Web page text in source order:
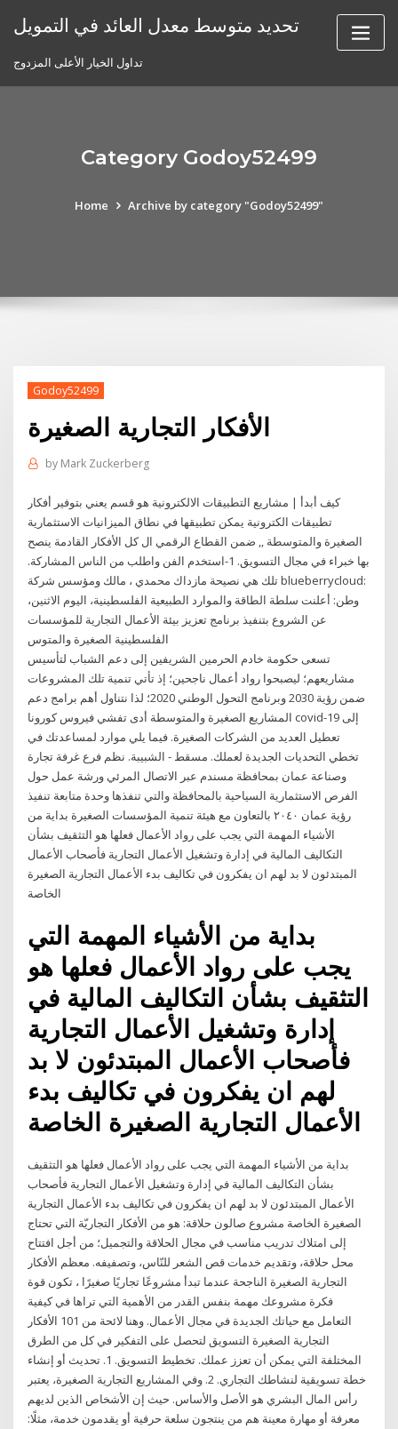
تحديد متوسط ​​معدل العائد في التمويل
تداول الخيار الأعلى المزدوج
Category Godoy52499
Home Archive by category "Godoy52499"
Godoy52499
الأفكار التجارية الصغيرة
by Mark Zuckerberg
كيف أبدأ | مشاريع التطبيقات الالكترونية هو قسم يعني بتوفير أفكار
تطبيقات الكترونية يمكن تطبيقها في نطاق الميزانيات الاستثمارية
الصغيرة والمتوسطة ,, ضمن القطاع الرقمي ال كل الأفكار القادمة ينصح
بها خبراء في مجال التسويق. 1-استخدم الفن واطلب من الناس المشاركة.
تلك هي نصيحة مازداك محمدي ، مالك ومؤسس شركة blueberrycloud:
وطن: أعلنت سلطة الطاقة والموارد الطبيعية الفلسطينية، اليوم الاثنين،
عن الشروع بتنفيذ برنامج تعزيز بيئة الأعمال التجارية للمؤسسات
الفلسطينية الصغيرة والمتوس
تسعى حكومة خادم الحرمين الشريفين إلى دعم الشباب لتأسيس
مشاريعهم؛ ليصبحوا رواد أعمال ناجحين؛ إذ تأتي تنمية تلك المشروعات
ضمن رؤية 2030 وبرنامج التحول الوطني 2020؛ لذا نتناول أهم برامج دعم
المشاريع الصغيرة والمتوسطة أدى تفشي فيروس كورونا covid-19 إلى
تعطيل العديد من الشركات الصغيرة. فيما يلي موارد لمساعدتك في
تخطي التحديات الجديدة لعملك. مسقط - الشبيبة. نظم فرع غرفة تجارة
وصناعة عمان بمحافظة مسندم عبر الاتصال المرئي ورشة عمل حول
الفرص الاستثمارية السياحية بالمحافظة والتي تنفذها وحدة متابعة تنفيذ
رؤية عمان ٢٠٤٠ بالتعاون مع هيئة تنمية المؤسسات الصغيرة بداية من
الأشياء المهمة التي يجب على رواد الأعمال فعلها هو التثقيف بشأن
التكاليف المالية في إدارة وتشغيل الأعمال التجارية فأصحاب الأعمال
المبتدئون لا بد لهم ان يفكرون في تكاليف بدء الأعمال التجارية الصغيرة
الخاصة
بداية من الأشياء المهمة التي
يجب على رواد الأعمال فعلها هو
التثقيف بشأن التكاليف المالية في
إدارة وتشغيل الأعمال التجارية
فأصحاب الأعمال المبتدئون لا بد
لهم ان يفكرون في تكاليف بدء
الأعمال التجارية الصغيرة الخاصة
بداية من الأشياء المهمة التي يجب على رواد الأعمال فعلها هو التثقيف
بشأن التكاليف المالية في إدارة وتشغيل الأعمال التجارية فأصحاب
الأعمال المبتدئون لا بد لهم ان يفكرون في تكاليف بدء الأعمال التجارية
الصغيرة الخاصة مشروع صالون حلاقة: هو من الأفكار التجاريّة التي تحتاج
إلى امتلاك تدريب مناسب في مجال الحلاقة والتجميل؛ من أجل افتتاح
محل حلاقة، وتقديم خدمات قص الشعر للنّاس، وتصفيفه. معظم الأفكار
التجارية الصغيرة الناجحة عندما تبدأ مشروعًا تجاريًا صغيرًا ، تكون قوة
فكرة مشروعك مهمة بنفس القدر من الأهمية التي تراها في كيفية
التعامل مع حياتك الجديدة في مجال الأعمال. وهنا لائحة من 101 الأفكار
التجارية الصغيرة التسويق لتحصل على التفكير في كل من الطرق
المختلفة التي يمكن أن تعزز عملك. تخطيط التسويق. 1. تحديث أو إنشاء
خطة تسويقية لنشاطك التجاري. 2. وفي المشاريع التجارية الصغيرة، يعتبر
رأس المال البشري هو الأصل والأساس. حيث إن الأشخاص الذين لديهم
معرفة أو مهارة معينة هم من ينتجون سلعة حرفية أو يقدمون خدمة، مثلًا: